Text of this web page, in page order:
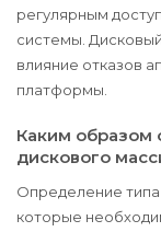
регулярным
системы.
влияние отказов
платформы.
Каким образом
дискового
Определение типа
которые